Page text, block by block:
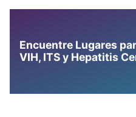
Encuentre Lugares
VIH, ITS y Hepatitis